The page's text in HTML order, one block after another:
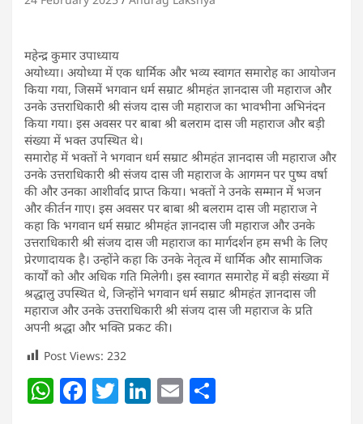
महेन्द्र कुमार उपाध्याय
अयोध्या। अयोध्या में एक धार्मिक और भव्य स्वागत समारोह का आयोजन
किया गया, जिसमें भगवान धर्म सम्राट श्रीमहंत ज्ञानदास जी महाराज और
उनके उत्तराधिकारी श्री संजय दास जी महाराज का भावभीना अभिनंदन
किया गया। इस अवसर पर बाबा श्री बलराम दास जी महाराज और बड़ी
संख्या में भक्त उपस्थित थे।
समारोह में भक्तों ने भगवान धर्म सम्राट श्रीमहंत ज्ञानदास जी महाराज और
उनके उत्तराधिकारी श्री संजय दास जी महाराज के आगमन पर पुष्प वर्षा
की और उनका आशीर्वाद प्राप्त किया। भक्तों ने उनके सम्मान में भजन
और कीर्तन गाए। इस अवसर पर बाबा श्री बलराम दास जी महाराज ने
कहा कि भगवान धर्म सम्राट श्रीमहंत ज्ञानदास जी महाराज और उनके
उत्तराधिकारी श्री संजय दास जी महाराज का मार्गदर्शन हम सभी के लिए
प्रेरणादायक है। उन्होंने कहा कि उनके नेतृत्व में धार्मिक और सामाजिक
कार्यों को और अधिक गति मिलेगी। इस स्वागत समारोह में बड़ी संख्या में
श्रद्धालु उपस्थित थे, जिन्होंने भगवान धर्म सम्राट श्रीमहंत ज्ञानदास जी
महाराज और उनके उत्तराधिकारी श्री संजय दास जी महाराज के प्रति
अपनी श्रद्धा और भक्ति प्रकट की।
Post Views: 232
W F T Li E